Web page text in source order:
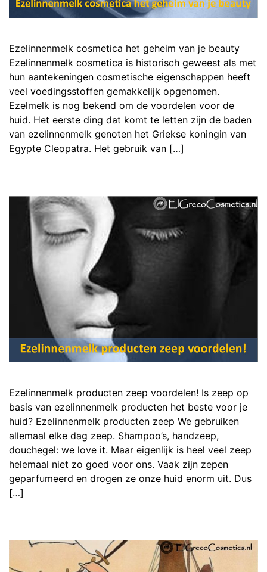
Ezelinnenmelk cosmetica het geheim van je beauty
Ezelinnenmelk cosmetica is historisch geweest als met
hun aantekeningen cosmetische eigenschappen heeft
veel voedingsstoffen gemakkelijk opgenomen.
Ezelmelk is nog bekend om de voordelen voor de
huid. Het eerste ding dat komt te letten zijn de baden
van ezelinnenmelk genoten het Griekse koningin van
Egypte Cleopatra. Het gebruik van […]
Ezelinnenmelk producten zeep voordelen! Is zeep op
basis van ezelinnenmelk producten het beste voor je
huid? Ezelinnenmelk producten zeep We gebruiken
allemaal elke dag zeep. Shampoo’s, handzeep,
douchegel: we love it. Maar eigenlijk is heel veel zeep
helemaal niet zo goed voor ons. Vaak zijn zepen
geparfumeerd en drogen ze onze huid enorm uit. Dus
[…]